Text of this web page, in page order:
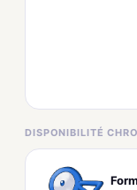
DISPONIBILITÉ